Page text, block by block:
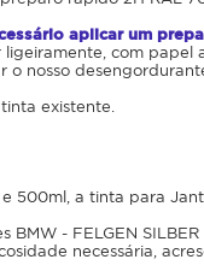
aplicar um
ligeiramente, com
o nosso
existente.
500ml, a tinta para
BMW - FELGEN
necessária,